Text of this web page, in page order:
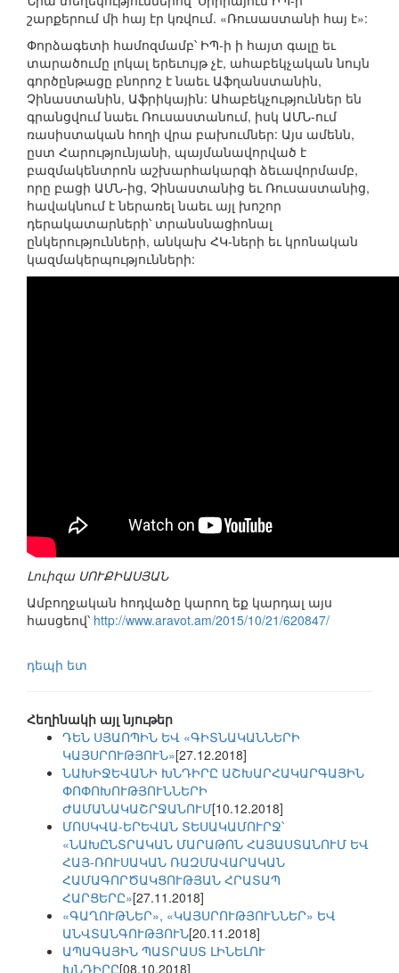
շարքերում մի հայ էր կռվում. «Ռուսաստանի հայ է»:
Փորձագետի համոզմամբ՝ ԻՊ-ի ի հայտ գալը եւ
տարածումը լոկալ երեւույթ չէ, ահաբեկչական նույն
գործընթացը բնորոշ է նաեւ Աֆղանստանին,
Չինաստանին, Աֆրիկային: Ահաբեկչություններ են
գրանցվում նաեւ Ռուսաստանում, իսկ ԱՄՆ-ում
ռասիստական հողի վրա բախումներ: Այս ամենն,
ըստ Հարությունյանի, պայմանավորված է
բազմակենտրոն աշխարհակարգի ձեւավորմամբ,
որը բացի ԱՄՆ-ից, Չինաստանից եւ Ռուսաստանից,
հավակնում է ներառել նաեւ այլ խոշոր
դերակատարների՝ տրանսնացիոնալ
ընկերությունների, անկախ ՀԿ-ների եւ կրոնական
կազմակերպությունների:
Լուիզա ՍՈՒՔԻԱՍՅԱՆ
Ամբողջական հոդվածը կարող եք կարդալ այս
հասցեով՝ http://www.aravot.am/2015/10/21/620847/
դեպի ետ
Հեղինակի այլ նյութեր
ԴԵՆ ՍՅԱՈՊԻՆ ԵՎ «ԳԻՏՆԱԿԱՆՆԵՐԻ
ԿԱՅՍՐՈՒԹՅՈՒՆ»[27.12.2018]
ՆԱԽԻՋԵՎԱՆԻ ԽՆԴԻՐԸ ԱՇԽԱՐՀԱԿԱՐԳԱՅԻՆ
ՓՈՓՈԽՈՒԹՅՈՒՆՆԵՐԻ
ԺԱՄԱՆԱԿԱՇՐՋԱՆՈՒՄ[10.12.2018]
ՄՈՍԿՎԱ-ԵՐԵՎԱՆ ՏԵՍԱԿԱՄՈՒՐՋ՝
«ՆԱԽԸՆՏՐԱԿԱՆ ՄԱՐԱԹՈՆ ՀԱՅԱՍՏԱՆՈՒՄ ԵՎ
ՀԱՅ-ՌՈՒՍԱԿԱՆ ՌԱԶՄԱՎԱՐԱԿԱՆ
ՀԱՄԱԳՈՐԾԱԿՑՈՒԹՅԱՆ ՀՐԱՏԱՊ
ՀԱՐՑԵՐԸ»[27.11.2018]
«ԳԱՂՈՒԹՆԵՐ», «ԿԱՅՍՐՈՒԹՅՈՒՆՆԵՐ» ԵՎ
ԱՆՎՏԱՆԳՈՒԹՅՈՒՆ[20.11.2018]
ԱՊԱԳԱՅԻՆ ՊԱՏՐԱՍՏ ԼԻՆԵԼՈՒ
ԽՆԴԻՐԸ[08.10.2018]